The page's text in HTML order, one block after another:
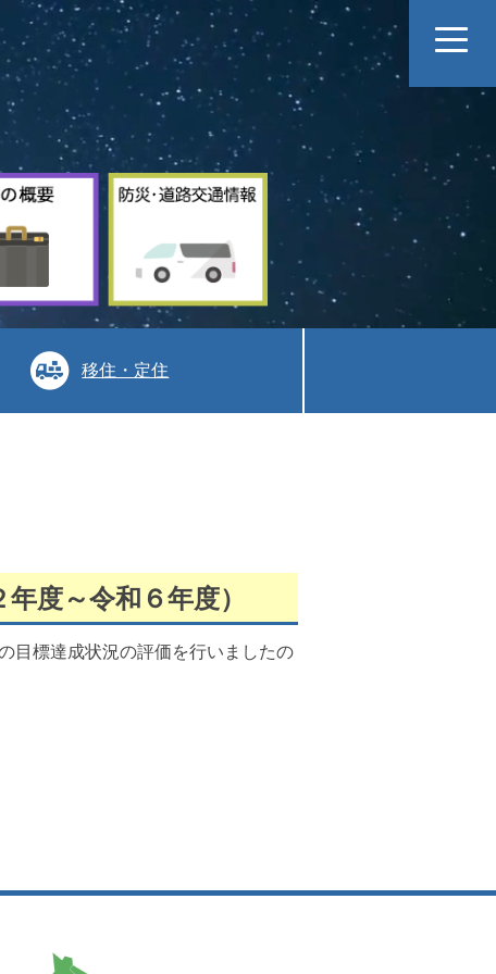
村
の
情
移住・定住
度～令和６年度）
目標達成状況の評価を行いましたの